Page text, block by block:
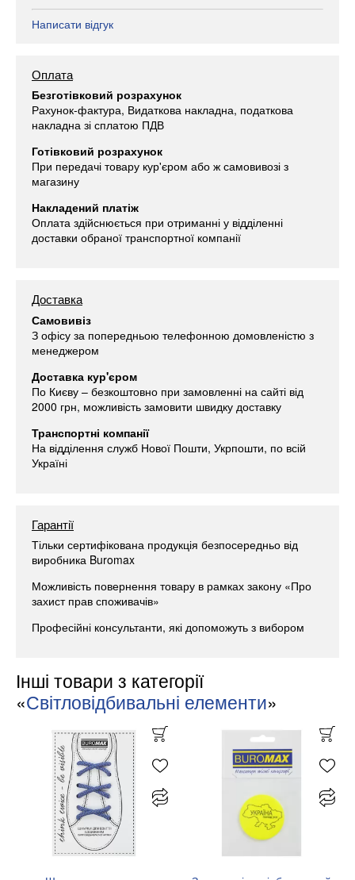
Написати відгук
Оплата
Безготівковий розрахунок
Рахунок-фактура, Видаткова накладна, податкова
накладна зі сплатою ПДВ
Готівковий розрахунок
При передачі товару кур'єром або ж самовивозі з
магазину
Накладений платіж
Оплата здійснюється при отриманні у відділенні
доставки обраної транспортної компанії
Доставка
Самовивіз
З офісу за попередньою телефонною домовленістю з
менеджером
Доставка кур'єром
По Києву – безкоштовно при замовленні на сайті від
2000 грн, можливість замовити швидку доставку
Транспортні компанії
На відділення служб Нової Пошти, Укрпошти, по всій
Україні
Гарантії
Тільки сертифікована продукція безпосередньо від
виробника Buromax
Можливість повернення товару в рамках закону «Про
захист прав споживачів»
Професійні консультанти, які допоможуть з вибором
Інші товари з категорії
«Світловідбивальні елементи»